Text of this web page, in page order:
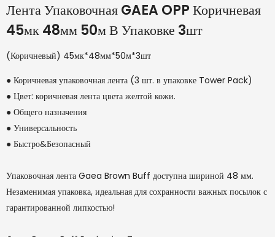
Лента Упаковочная GAEA OPP Коричневая
45мк 48мм 50м В Упаковке 3шт
(Коричневый) 45мк*48мм*50м*3шт
● Коричневая упаковочная лента (3 шт. в упаковке Tower Pack)
● Цвет: коричневая лента цвета желтой кожи.
● Общего назначения
● Универсальность
● Быстро&Безопасный
Упаковочная лента Gaea Brown Buff доступна шириной 48 мм.
Незаменимая упаковка, идеальная для сохранности важных посылок с
гарантированной липкостью!